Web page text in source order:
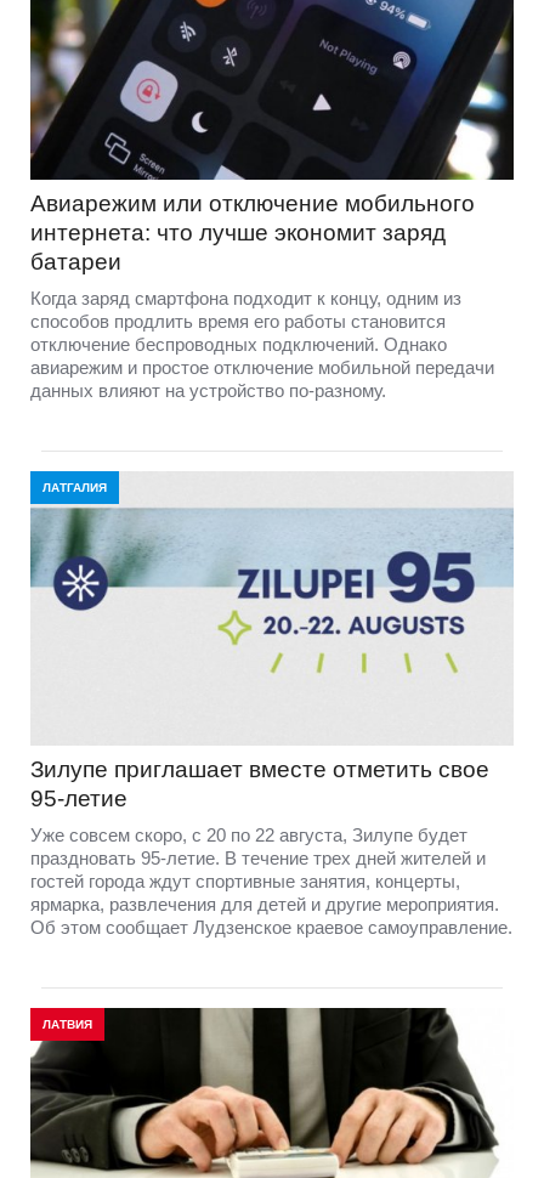
Авиарежим или отключение мобильного
интернета: что лучше экономит заряд
батареи
Когда заряд смартфона подходит к концу, одним из
способов продлить время его работы становится
отключение беспроводных подключений. Однако
авиарежим и простое отключение мобильной передачи
данных влияют на устройство по-разному.
ЛАТГАЛИЯ
Зилупе приглашает вместе отметить свое
95-летие
Уже совсем скоро, с 20 по 22 августа, Зилупе будет
праздновать 95-летие. В течение трех дней жителей и
гостей города ждут спортивные занятия, концерты,
ярмарка, развлечения для детей и другие мероприятия.
Об этом сообщает Лудзенское краевое самоуправление.
ЛАТВИЯ